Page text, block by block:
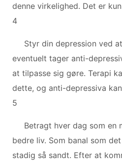
denne virkelighed. Det er
4
Styr din depression ved
eventuelt tager anti-
at tilpasse sig gøre. Terapi
dette, og anti-depressiva
5
Betragt hver dag som en
bedre liv. Som banal som
stadig så sandt. Efter at